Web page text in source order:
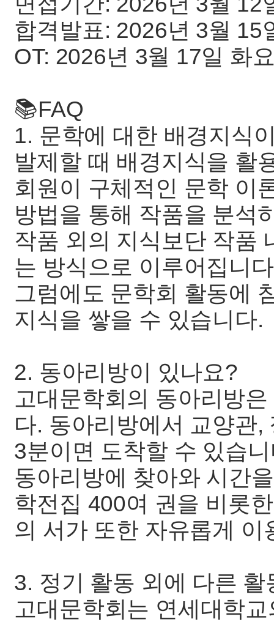
합격발표: 2026년 3월 15
OT: 2026년 3월 17일 화
📚FAQ
1. 문학에 대한 배경지식
발제할 때 배경지식을 활
회원이 구체적인 문학 이
방법을 통해 작품을 분석
작품 외의 지식보단 작품
는 방식으로 이루어집니
그럼에도 문학회 활동에
지식을 쌓을 수 있습니다.
2. 동아리방이 있나요?
고대문학회의 동아리방
다. 동아리방에서 교양관
3분이면 도착할 수 있습
동아리방에 찾아와 시간
학전집 400여 권을 비롯
의 서가 또한 자유롭게 이
3. 정기 활동 외에 다른 활
고대문학회는 연세대학